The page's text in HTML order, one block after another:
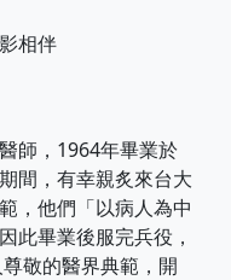
相伴
師，1964年畢業於
間，有幸親炙來台大
，他們「以病人為中
此畢業後服完兵役，
敬的醫界典範，開